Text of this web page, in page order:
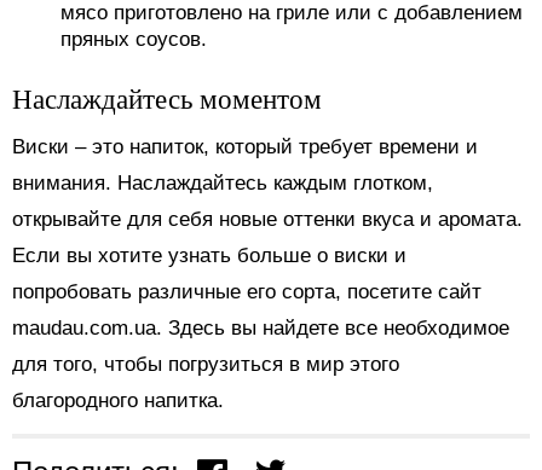
мясо приготовлено на гриле или с добавлением
пряных соусов.
Наслаждайтесь моментом
Виски – это напиток, который требует времени и
внимания. Наслаждайтесь каждым глотком,
открывайте для себя новые оттенки вкуса и аромата.
Если вы хотите узнать больше о виски и
попробовать различные его сорта, посетите сайт
maudau.com.ua. Здесь вы найдете все необходимое
для того, чтобы погрузиться в мир этого
благородного напитка.